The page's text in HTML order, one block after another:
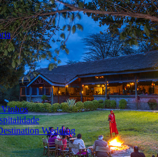
Wedding